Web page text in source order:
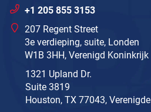
+1 205 855 3153
207 Regent Street
3e verdieping, suite, Londen
W1B 3HH, Verenigd Koninkrijk
1321 Upland Dr.
Suite 3819
Houston, TX 77043,